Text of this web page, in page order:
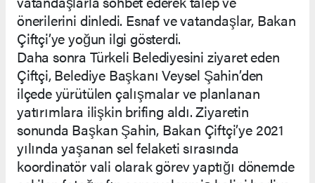
önerilerini dinledi. Esnaf ve vatandaşlar, Bakan
Çiftçi’ye yoğun ilgi gösterdi.
Daha sonra Türkeli Belediyesini ziyaret eden
Çiftçi, Belediye Başkanı Veysel Şahin’den
ilçede yürütülen çalışmalar ve planlanan
yatırımlara ilişkin brifing aldı. Ziyaretin
sonunda Başkan Şahin, Bakan Çiftçi’ye 2021
yılında yaşanan sel felaketi sırasında
koordinatör vali olarak görev yaptığı dönemde